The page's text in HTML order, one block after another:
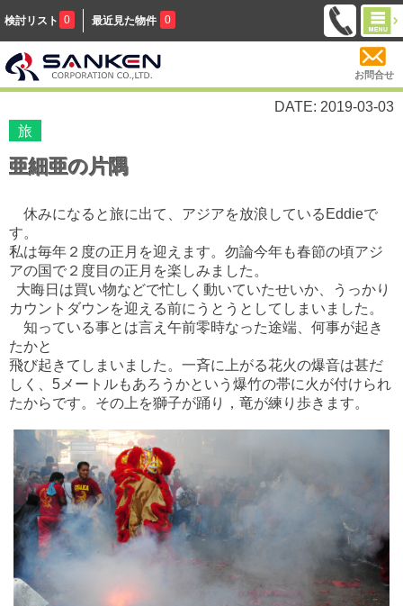
検討リスト 0 最近見た物件 0
お問合せ
DATE: 2019-03-03
旅
亜細亜の片隅
休みになると旅に出て、アジアを放浪しているEddieで
す。
私は毎年２度の正月を迎えます。勿論今年も春節の頃アジ
アの国で２度目の正月を楽しみました。
大晦日は買い物などで忙しく動いていたせいか、
うっかり
カウントダウンを迎える前に うとうとしてしまいました。
知っている事とは言え午前零時なった途端、 何事が起き
たかと
飛び起きてしまいました。 一斉に上がる花火の爆音は甚だ
しく、5メートルもあろうかという 爆竹の帯に火が付けられ
たからです。 その上を獅子が踊り，竜が練り歩きます。